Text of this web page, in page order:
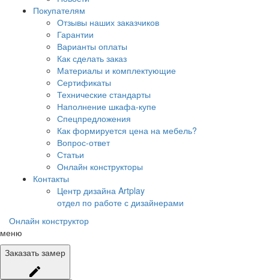
Покупателям
Отзывы наших заказчиков
Гарантии
Варианты оплаты
Как сделать заказ
Материалы и комплектующие
Сертификаты
Технические стандарты
Наполнение шкафа-купе
Спецпредложения
Как формируется цена на мебель?
Вопрос-ответ
Статьи
Онлайн конструкторы
Контакты
Центр дизайна Artplay
отдел по работе с дизайнерами
Онлайн конструктор
меню
Заказать замер